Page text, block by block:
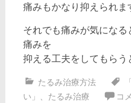
痛みもかなり抑えられま
それでも痛みが気にな
痛みを
抑える工夫をしてもらう
たるみ治療方法
い」 、 たるみ治療 コ